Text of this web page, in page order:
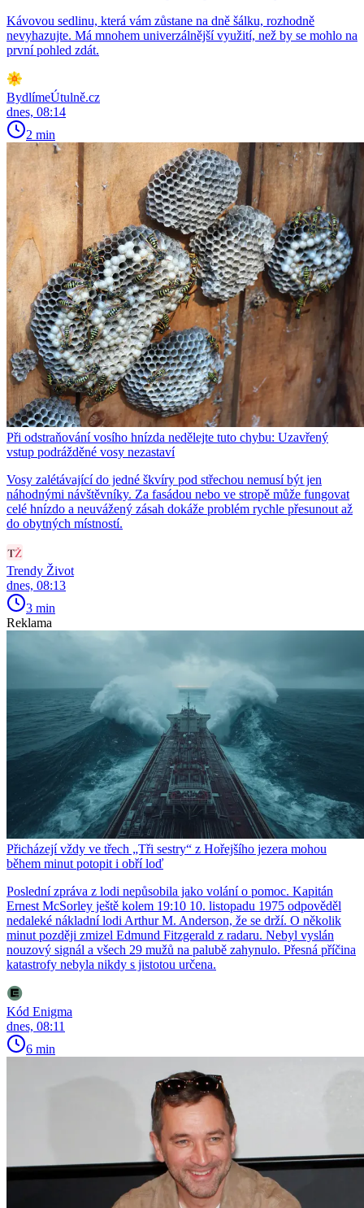
Kávovou sedlinu, která vám zůstane na dně šálku, rozhodně
nevyhazujte. Má mnohem univerzálnější využití, než by se mohlo na
první pohled zdát.
BydlímeÚtulně.cz
dnes, 08:14
2 min
Při odstraňování vosího hnízda nedělejte tuto chybu: Uzavřený
vstup podrážděné vosy nezastaví
Vosy zalétávající do jedné škvíry pod střechou nemusí být jen
náhodnými návštěvníky. Za fasádou nebo ve stropě může fungovat
celé hnízdo a neuvážený zásah dokáže problém rychle přesunout až
do obytných místností.
Trendy Život
dnes, 08:13
3 min
Reklama
Přicházejí vždy ve třech „Tři sestry“ z Hořejšího jezera mohou
během minut potopit i obří loď
Poslední zpráva z lodi nepůsobila jako volání o pomoc. Kapitán
Ernest McSorley ještě kolem 19:10 10. listopadu 1975 odpověděl
nedaleké nákladní lodi Arthur M. Anderson, že se drží. O několik
minut později zmizel Edmund Fitzgerald z radaru. Nebyl vyslán
nouzový signál a všech 29 mužů na palubě zahynulo. Přesná příčina
katastrofy nebyla nikdy s jistotou určena.
Kód Enigma
dnes, 08:11
6 min